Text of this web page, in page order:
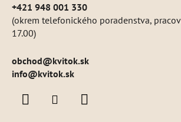
+421 948 001 330
(okrem telefonického poradenstva,
17.00)
obchod@kvitok.sk
info@kvitok.sk